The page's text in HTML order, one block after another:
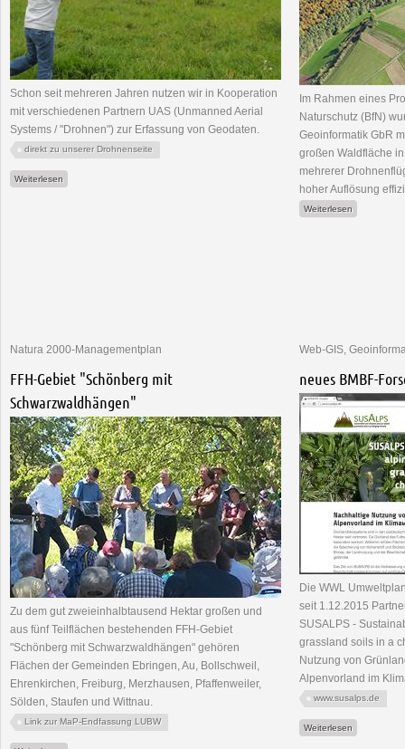
Schon seit mehreren Jahren nutzen wir in Kooperation
mit verschiedenen Partnern UAS (Unmanned Aerial
Systems / "Drohnen") zur Erfassung von Geodaten.
direkt zu unserer Drohnenseite
Weiterlesen
Im Rahmen eines
Naturschutz (BfN)
Geoinformatik GbR
großen Waldfläche
mehrerer
hoher Auflösung
Weiterlesen
Natura 2000-Managementplan
FFH-Gebiet "Schönberg mit
Schwarzwaldhängen"
Zu dem gut zweieinhalbtausend Hektar großen und
aus fünf Teilflächen bestehenden FFH-Gebiet
"Schönberg mit Schwarzwaldhängen" gehören
Flächen der Gemeinden Ebringen, Au, Bollschweil,
Ehrenkirchen, Freiburg, Merzhausen, Pfaffenweiler,
Sölden, Staufen und Wittnau.
Link zur MaP-Endfassung LUBW
Web-GIS,
neues BMBF-
Die WWL
seit 1.12.2015
SUSALPS -
grassland soils in a
Nutzung von
Alpenvorland im
www.susalps.de
Weiterlesen